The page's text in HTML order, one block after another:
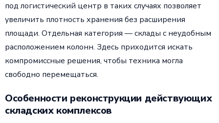
под логистический центр в таких случаях позволяет
увеличить плотность хранения без расширения
площади. Отдельная категория — склады с неудобным
расположением колонн. Здесь приходится искать
компромиссные решения, чтобы техника могла
свободно перемещаться.
Особенности реконструкции действующих
складских комплексов